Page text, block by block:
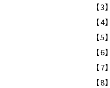
【
【
【
【
【
【